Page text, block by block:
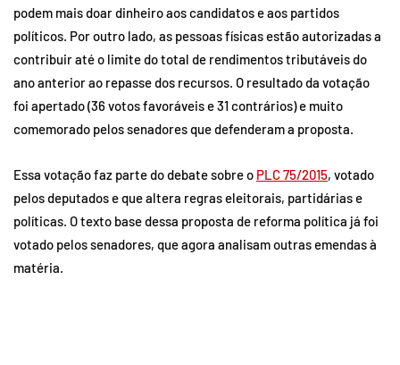
podem mais doar dinheiro aos candidatos e aos partidos
políticos. Por outro lado, as pessoas físicas estão autorizadas a
contribuir até o limite do total de rendimentos tributáveis do
ano anterior ao repasse dos recursos. O resultado da votação
foi apertado (36 votos favoráveis e 31 contrários) e muito
comemorado pelos senadores que defenderam a proposta.
Essa votação faz parte do debate sobre o PLC 75/2015, votado
pelos deputados e que altera regras eleitorais, partidárias e
políticas. O texto base dessa proposta de reforma política já foi
votado pelos senadores, que agora analisam outras emendas à
matéria.